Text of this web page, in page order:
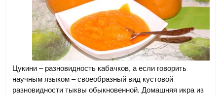
Цукини – разновидность кабачков, а если говорить
научным языком – своеобразный вид кустовой
разновидности тыквы обыкновенной. Домашняя икра из